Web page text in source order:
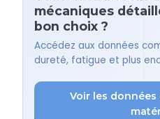
mécaniques
bon choix ?
Accédez aux données
dureté, fatigue et plus
Voir les